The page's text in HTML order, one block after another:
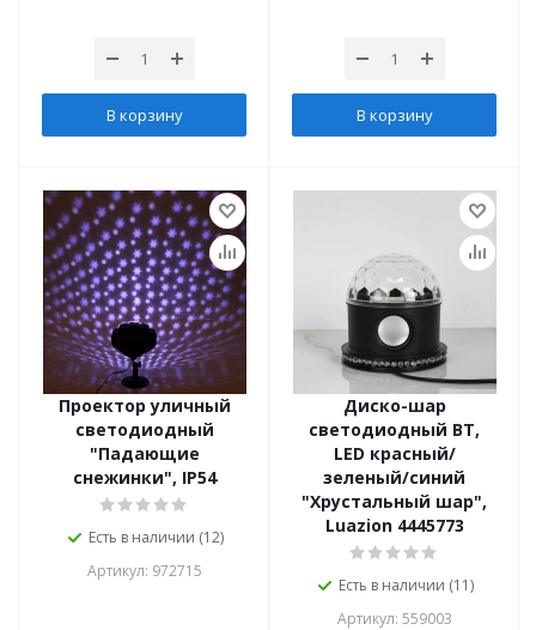
В корзину В корзину
Проектор уличный
светодиодный
"Падающие
снежинки", IP54
Есть в наличии (12)
Артикул: 972715
Диско-шар
светодиодный ВТ,
LED красный/
зеленый/синий
"Хрустальный шар",
Luazion 4445773
Есть в наличии (11)
Артикул: 559003